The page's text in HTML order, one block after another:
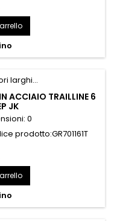
ACCIAIO TRAILLINE 6
JK
0
prodotto:GR701161T